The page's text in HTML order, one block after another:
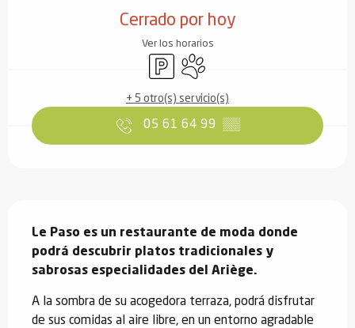
Cerrado por hoy
Ver los horarios
AparcamientoSe aceptan animales
+ 5 otro(s) servicio(s)
05 61 64 99 ▒▒
Le Paso es un restaurante de moda donde
podrá descubrir platos tradicionales y
sabrosas especialidades del Ariège.
A la sombra de su acogedora terraza, podrá disfrutar
de sus comidas al aire libre, en un entorno agradable